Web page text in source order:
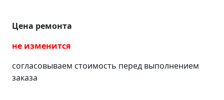
Цена ремонта
не изменится
согласовываем стоимость перед выполнением
заказа